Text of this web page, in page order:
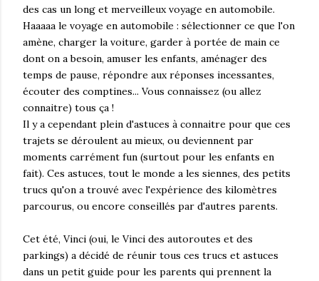
des cas un long et merveilleux voyage en automobile.
Haaaaa le voyage en automobile : sélectionner ce que l'on
amène, charger la voiture, garder à portée de main ce
dont on a besoin, amuser les enfants, aménager des
temps de pause, répondre aux réponses incessantes,
écouter des comptines... Vous connaissez (ou allez
connaitre) tous ça !
Il y a cependant plein d'astuces à connaitre pour que ces
trajets se déroulent au mieux, ou deviennent par
moments carrément fun (surtout pour les enfants en
fait). Ces astuces, tout le monde a les siennes, des petits
trucs qu'on a trouvé avec l'expérience des kilomètres
parcourus, ou encore conseillés par d'autres parents.
Cet été, Vinci (oui, le Vinci des autoroutes et des
parkings) a décidé de réunir tous ces trucs et astuces
dans un petit guide pour les parents qui prennent la